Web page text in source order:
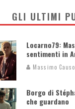
GLI ULTIMI
Locarno79:
sentimenti in
Massimo Causo
Borgo di
che guardano